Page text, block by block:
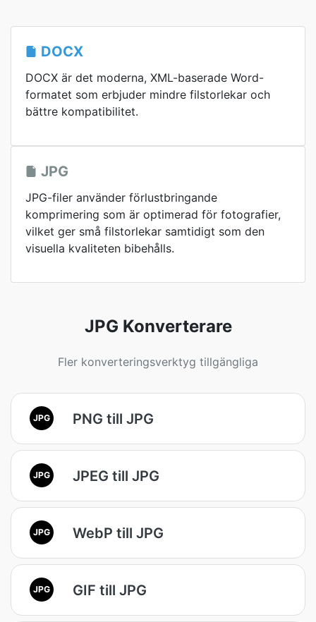
DOCX
DOCX är det moderna, XML-baserade Word-
formatet som erbjuder mindre filstorlekar och
bättre kompatibilitet.
JPG
JPG-filer använder förlustbringande
komprimering som är optimerad för fotografier,
vilket ger små filstorlekar samtidigt som den
visuella kvaliteten bibehålls.
JPG Konverterare
Fler konverteringsverktyg tillgängliga
JPG PNG till JPG
JPG JPEG till JPG
JPG WebP till JPG
JPG GIF till JPG